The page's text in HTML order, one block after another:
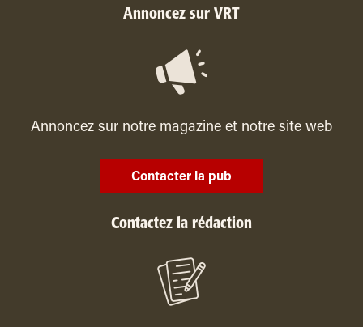
Annoncez sur VRT
Annoncez sur notre magazine et notre site web
Contacter la pub
Contactez la rédaction